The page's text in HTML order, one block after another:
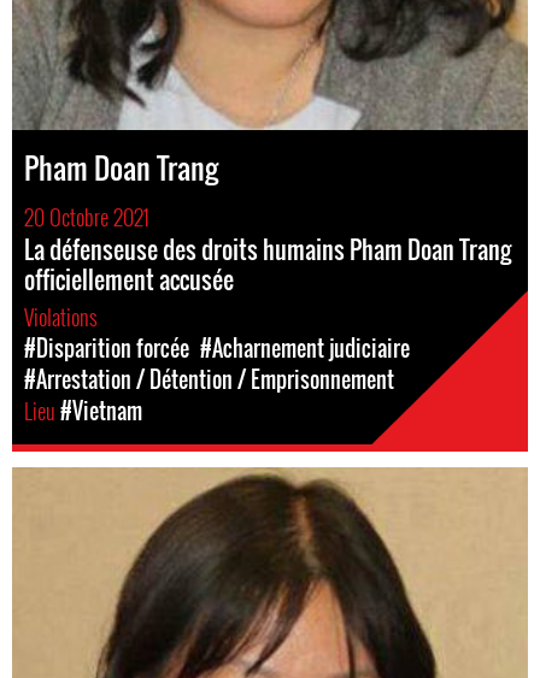
Pham Doan Trang
20 Octobre 2021
La défenseuse des droits humains Pham Doan Trang
officiellement accusée
Violations
#Disparition forcée #Acharnement judiciaire
#Arrestation / Détention / Emprisonnement
Lieu#Vietnam